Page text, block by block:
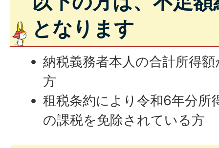
となります
納税義務者本人の合計所得
方
租税条約により令和6年分所
の課税を免除されている方